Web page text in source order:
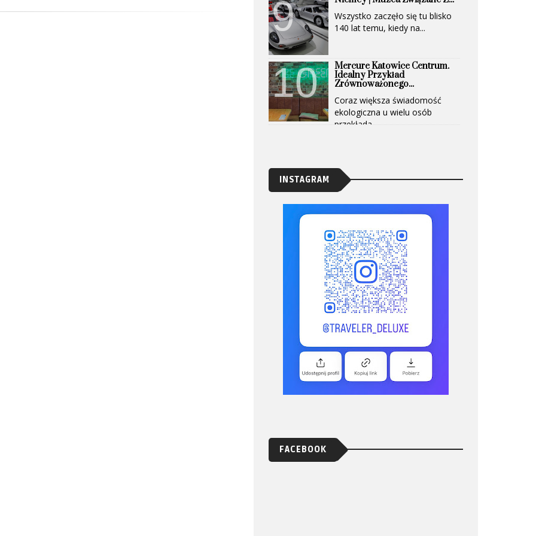
Wszystko zaczęło się tu blisko
140 lat temu, kiedy na...
Mercure Katowice Centrum.
Idealny Przykład
Zrównoważonego...
Coraz większa świadomość
ekologiczna u wielu osób
przekłada...
INSTAGRAM
FACEBOOK